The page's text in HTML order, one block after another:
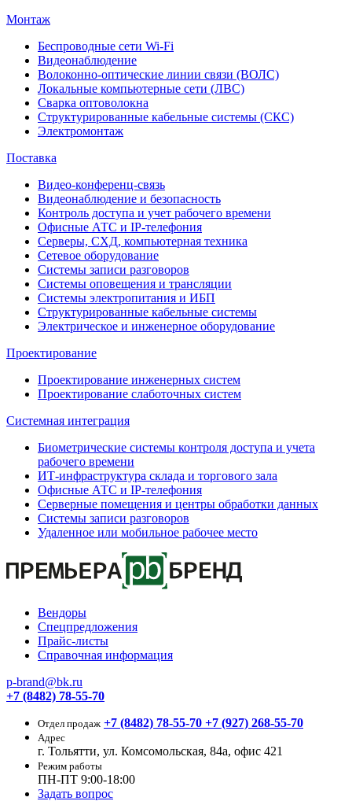
Монтаж
Беспроводные сети Wi-Fi
Видеонаблюдение
Волоконно-оптические линии связи (ВОЛС)
Локальные компьютерные сети (ЛВС)
Сварка оптоволокна
Структурированные кабельные системы (СКС)
Электромонтаж
Поставка
Видео-конференц-связь
Видеонаблюдение и безопасность
Контроль доступа и учет рабочего времени
Офисные АТС и IP-телефония
Серверы, СХД, компьютерная техника
Сетевое оборудование
Системы записи разговоров
Системы оповещения и трансляции
Системы электропитания и ИБП
Структурированные кабельные системы
Электрическое и инженерное оборудование
Проектирование
Проектирование инженерных систем
Проектирование слаботочных систем
Системная интеграция
Биометрические системы контроля доступа и учета
рабочего времени
ИТ-инфраструктура склада и торгового зала
Офисные АТС и IP-телефония
Серверные помещения и центры обработки данных
Системы записи разговоров
Удаленное или мобильное рабочее место
Вендоры
Спецпредложения
Прайс-листы
Справочная информация
p-brand@bk.ru
+7 (8482) 78-55-70
Отдел продаж +7 (8482) 78-55-70 +7 (927) 268-55-70
Адрес
г. Тольятти, ул. Комсомольская, 84а, офис 421
Режим работы
ПН-ПТ 9:00-18:00
Задать вопрос